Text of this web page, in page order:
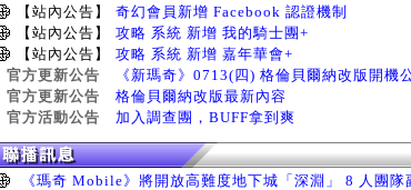
【站內公告】
奇幻會員新增 Facebook 認證機制
【站內公告】
攻略 系統 新增 我的騎士團+
【站內公告】
攻略 系統 新增 嘉年華會+
官方更新公告
《新瑪奇》0713(四) 格倫貝爾納改版開機
官方更新公告
格倫貝爾納改版最新內容
官方活動公告
加入調查團，BUFF拿到爽